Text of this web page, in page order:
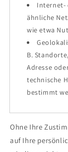
Internet-
ähnliche
wie etwa
B.
Adresse
technische
bestimmt
Ohne Ihre
auf Ihre